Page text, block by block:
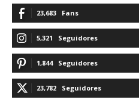
23,683 Fans
5,321 Seguidores
1,844 Seguidores
23,782 Seguidores